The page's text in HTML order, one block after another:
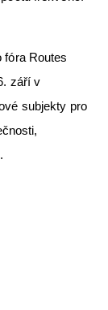
fóra Routes
září v
subjekty pro